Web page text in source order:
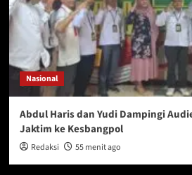
Nasional
Abdul Haris dan Yudi Dampingi
Jaktim ke Kesbangpol
Redaksi 55 menit ago